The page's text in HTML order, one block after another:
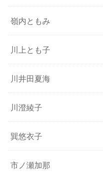
嶺内ともみ
川上とも子
川井田夏海
川澄綾子
巽悠衣子
市ノ瀬加那